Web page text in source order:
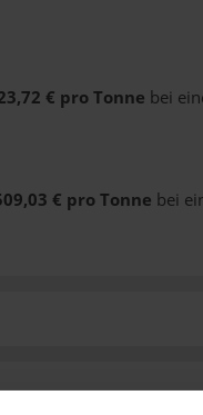
€ pro Tonne bei
€ pro Tonne bei